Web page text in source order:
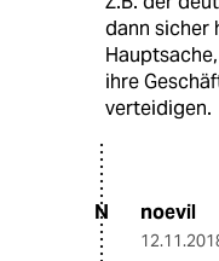
dann sicher
ihre
verteidigen.
N noevil